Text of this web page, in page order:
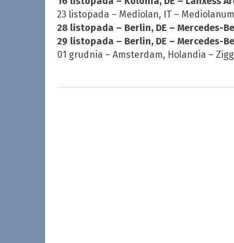
23 listopada – Mediolan, IT –
28 listopada – Berlin, DE – Mercedes-
29 listopada – Berlin, DE – Mercedes-
01 grudnia – Amsterdam, Holandia –